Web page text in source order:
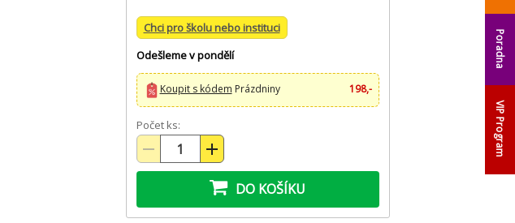
Poradna
VIP Program
Chci pro školu nebo instituci
Odešleme v pondělí
Koupit s kódem Prázdniny 198,-
Počet ks:
DO KOŠÍKU